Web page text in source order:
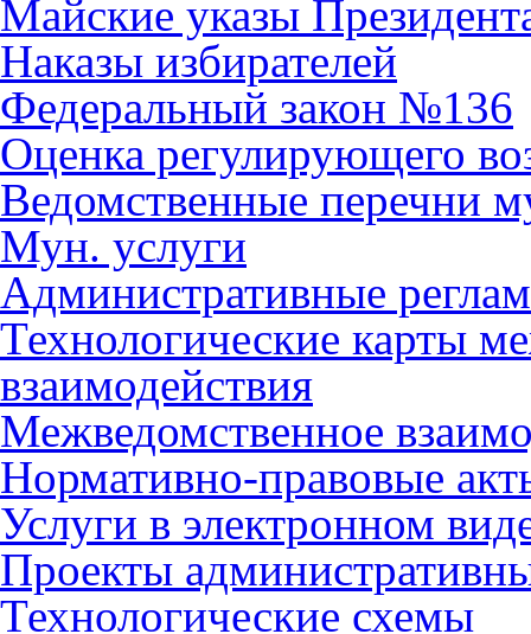
Майские указы
Наказы избирателей
Федеральный закон №136
Оценка регулирующего
Ведомственные перечни
Мун. услуги
Административные
Технологические карты
взаимодействия
Межведомственное
Нормативно-правовые
Услуги в электронном
Проекты
Технологические схемы